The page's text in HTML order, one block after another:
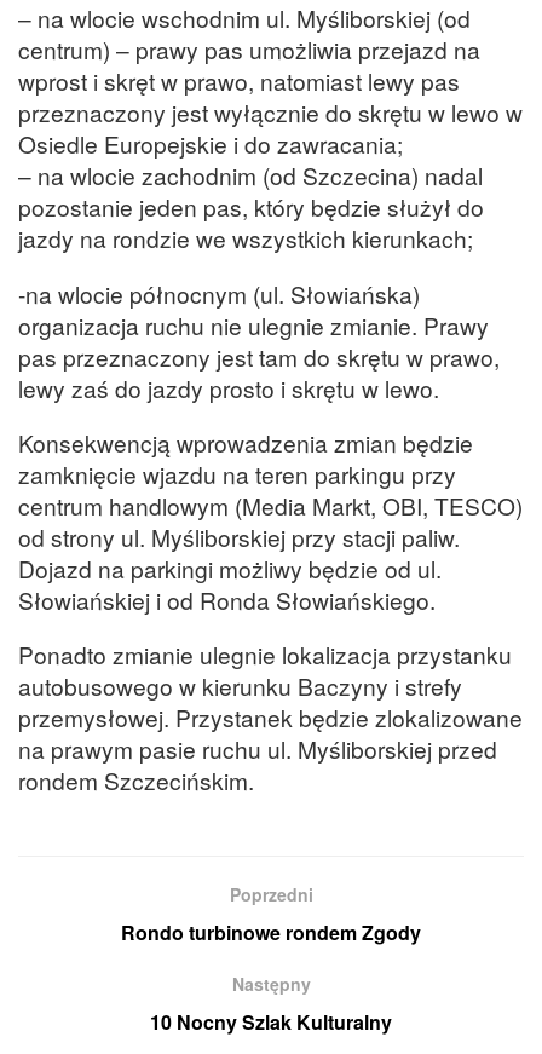
– na wlocie wschodnim ul. Myśliborskiej (od
centrum) – prawy pas umożliwia przejazd na
wprost i skręt w prawo, natomiast lewy pas
przeznaczony jest wyłącznie do skrętu w lewo w
Osiedle Europejskie i do zawracania;
– na wlocie zachodnim (od Szczecina) nadal
pozostanie jeden pas, który będzie służył do
jazdy na rondzie we wszystkich kierunkach;
-na wlocie północnym (ul. Słowiańska)
organizacja ruchu nie ulegnie zmianie. Prawy
pas przeznaczony jest tam do skrętu w prawo,
lewy zaś do jazdy prosto i skrętu w lewo.
Konsekwencją wprowadzenia zmian będzie
zamknięcie wjazdu na teren parkingu przy
centrum handlowym (Media Markt, OBI, TESCO)
od strony ul. Myśliborskiej przy stacji paliw.
Dojazd na parkingi możliwy będzie od ul.
Słowiańskiej i od Ronda Słowiańskiego.
Ponadto zmianie ulegnie lokalizacja przystanku
autobusowego w kierunku Baczyny i strefy
przemysłowej. Przystanek będzie zlokalizowane
na prawym pasie ruchu ul. Myśliborskiej przed
rondem Szczecińskim.
Poprzedni
Rondo turbinowe rondem Zgody
Następny
10 Nocny Szlak Kulturalny